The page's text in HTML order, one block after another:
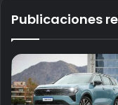
Publicaciones